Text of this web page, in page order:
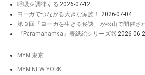
呼吸を調律する 2026-07-12
ヨーガでつながる大きな家族！
2026-07-04
第３回「ヨーガを生きる秘訣」が松山で開催さ
『Paramahamsa』表紙絵シリーズ㉓ 2026-06-
MYM 東京
MYM NEW YORK